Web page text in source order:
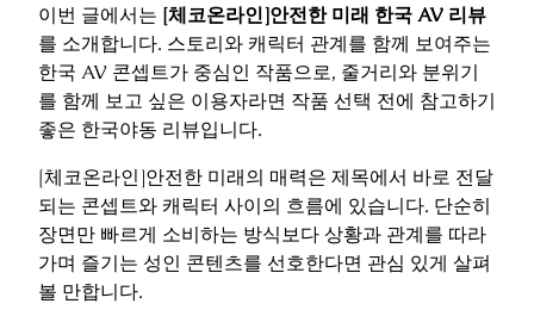
이번 글에서는 [체코온라인]안전한 미래 한국 AV 리뷰
를 소개합니다. 스토리와 캐릭터 관계를 함께 보여주는
한국 AV 콘셉트가 중심인 작품으로, 줄거리와 분위기
를 함께 보고 싶은 이용자라면 작품 선택 전에 참고하기
좋은 한국야동 리뷰입니다.
[체코온라인]안전한 미래의 매력은 제목에서 바로 전달
되는 콘셉트와 캐릭터 사이의 흐름에 있습니다. 단순히
장면만 빠르게 소비하는 방식보다 상황과 관계를 따라
가며 즐기는 성인 콘텐츠를 선호한다면 관심 있게 살펴
볼 만합니다.